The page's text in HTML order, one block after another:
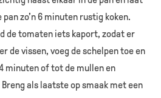
zo’n 6 minuten rustig koken.
de tomaten iets kaport, zodat er
de vissen, voeg de schelpen toe en
4 minuten of tot de mullen en
als laatste op smaak met een